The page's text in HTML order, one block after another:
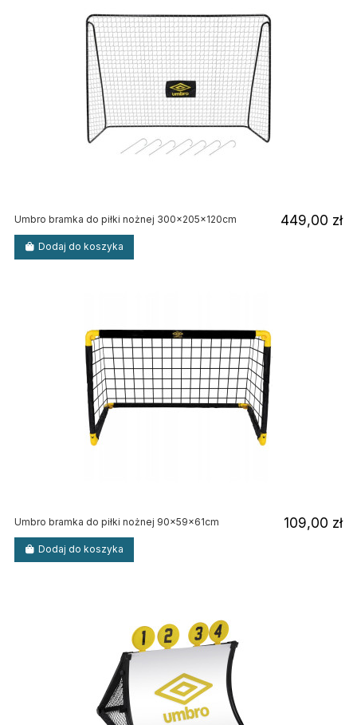
Umbro bramka do piłki nożnej 300x205x120cm 449,00 zł
Dodaj do koszyka
Umbro bramka do piłki nożnej 90x59x61cm 109,00 zł
Dodaj do koszyka